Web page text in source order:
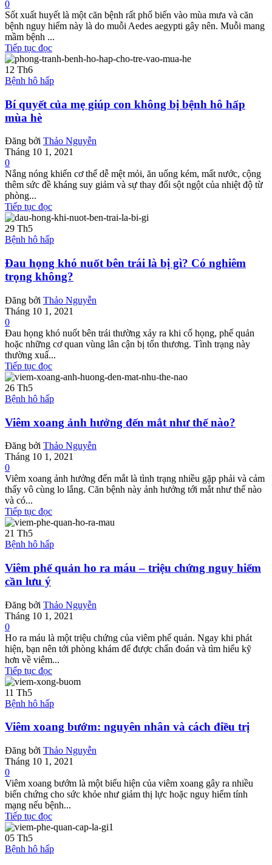
0
Sốt xuất huyết là một căn bệnh rất phổ biến vào mùa mưa và căn
bệnh nguy hiểm này là do muỗi Aedes aegypti gây nên. Muỗi mang
mầm bệnh ...
Tiếp tục đọc
12 Th6
Bệnh hô hấp
Bí quyết của mẹ giúp con không bị bệnh hô hấp
mùa hè
Đăng bởi Thảo Nguyễn
Tháng 10 1, 2021
0
Nắng nóng khiến cơ thể dễ mệt mỏi, ăn uống kém, mất nước, cộng
thêm sức đề kháng suy giảm và sự thay đổi sột ngột của nhiệt độ từ
phòng...
Tiếp tục đọc
29 Th5
Bệnh hô hấp
Đau họng khó nuốt bên trái là bị gì? Có nghiêm
trọng không?
Đăng bởi Thảo Nguyễn
Tháng 10 1, 2021
0
Đau họng khó nuốt bên trái thường xảy ra khi cổ họng, phế quản
hoặc những cơ quan vùng lân cận bị tổn thương. Tình trạng này
thường xuấ...
Tiếp tục đọc
26 Th5
Bệnh hô hấp
Viêm xoang ảnh hưởng đến mắt như thế nào?
Đăng bởi Thảo Nguyễn
Tháng 10 1, 2021
0
Viêm xoang ảnh hưởng đến mắt là tình trạng nhiều gặp phải và cảm
thấy vô cùng lo lắng. Căn bệnh này ảnh hưởng tới mắt như thế nào
và có...
Tiếp tục đọc
21 Th5
Bệnh hô hấp
Viêm phế quản ho ra máu – triệu chứng nguy hiểm
cần lưu ý
Đăng bởi Thảo Nguyễn
Tháng 10 1, 2021
0
Ho ra máu là một triệu chứng của viêm phế quản. Ngay khi phát
hiện, bạn nên tới phòng khám để được chẩn đoán và tìm hiểu kỹ
hơn về viêm...
Tiếp tục đọc
11 Th5
Bệnh hô hấp
Viêm xoang bướm: nguyên nhân và cách điều trị
Đăng bởi Thảo Nguyễn
Tháng 10 1, 2021
0
Viêm xoang bướm là một biểu hiện của viêm xoang gây ra nhiều
biến chứng cho sức khỏe như giảm thị lực hoặc nguy hiểm tính
mạng nếu bệnh...
Tiếp tục đọc
05 Th5
Bệnh hô hấp